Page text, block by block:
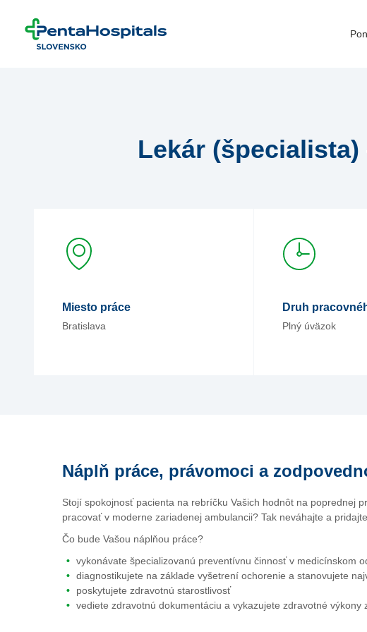
Lekár
Miesto práce
Bratislava
Druh
Plný úväzok
Náplň práce, právomoci a
Stojí spokojnosť pacienta na rebríčku Vašich hodnôt na poprednej
pracovať v moderne zariadenej ambulancii? Tak neváhajte a
Čo bude Vašou náplňou práce?
vykonávate špecializovanú preventívnu činnosť v medicínskom
diagnostikujete na základe vyšetrení ochorenie a stanovujete
poskytujete zdravotnú starostlivosť
vediete zdravotnú dokumentáciu a vykazujete zdravotné výkony